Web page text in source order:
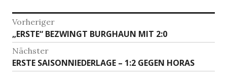
Beitragsnavigation
Vorheriger
Vorheriger
Beitrag:
„ERSTE“ BEZWINGT BURGHAUN MIT 2:0
Nächster
Nächster
Beitrag:
ERSTE SAISONNIEDERLAGE – 1:2 GEGEN HORAS